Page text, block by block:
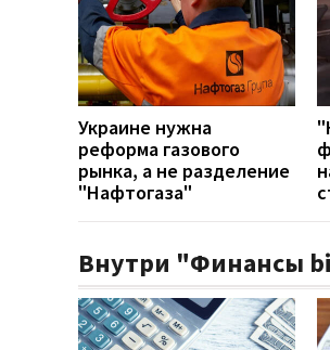
Украине нужна
реформа газового
рынка, а не разделение
"Нафтогаза"
Внутри "Финансы